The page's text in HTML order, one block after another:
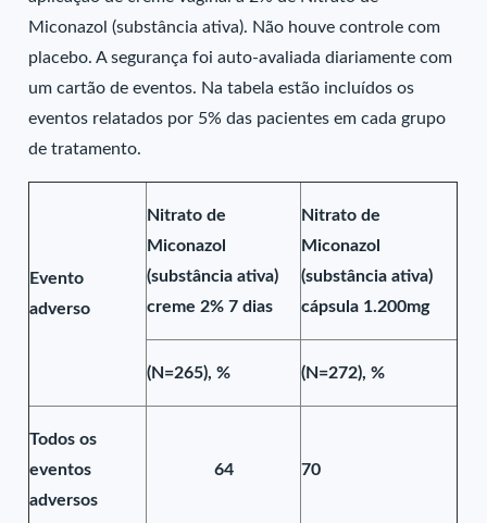
Miconazol (substância ativa). Não houve controle com
placebo. A segurança foi auto-avaliada diariamente com
um cartão de eventos. Na tabela estão incluídos os
eventos relatados por 5% das pacientes em cada grupo
de tratamento.
Evento
adverso
Nitrato de
Miconazol
(substância ativa)
creme 2% 7 dias
Nitrato de
Miconazol
(substância ativa)
cápsula 1.200mg
(N=265), % (N=272), %
Todos os
eventos
adversos
64 70